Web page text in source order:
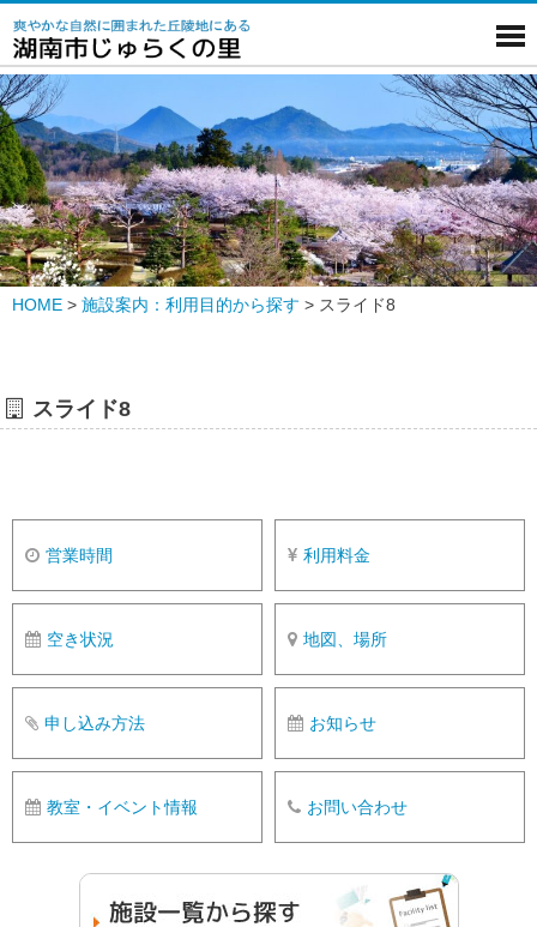
HOME > 施設案内：利用目的から探す > スライド8
スライド8
営業時間 利用料金
空き状況 地図、場所
申し込み方法 お知らせ
教室・イベント情報 お問い合わせ